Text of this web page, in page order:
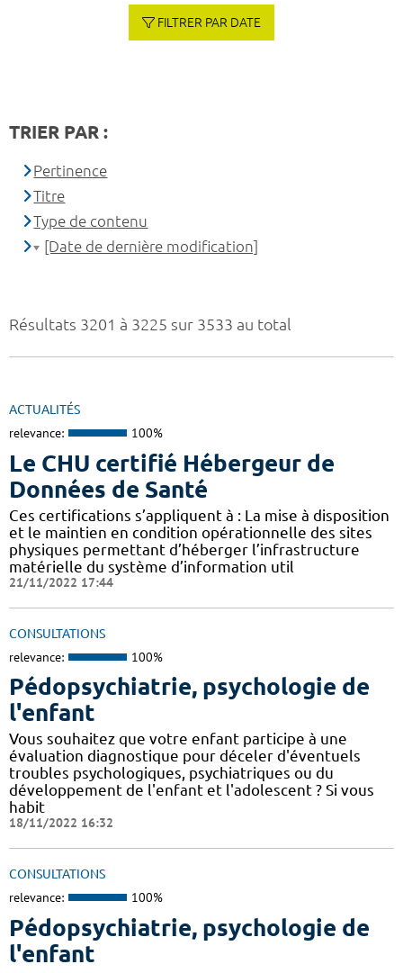
Résultats 3201 à 3225 sur 3533 au total
ACTUALITÉS
relevance: 100%
Le CHU certifié Hébergeur de
Données de Santé
Ces certifications s’appliquent à : La mise à disposition
et le maintien en condition opérationnelle des sites
physiques permettant d’héberger l’infrastructure
matérielle du système d’information util
21/11/2022 17:44
CONSULTATIONS
relevance: 100%
Pédopsychiatrie, psychologie de
l'enfant
Vous souhaitez que votre enfant participe à une
évaluation diagnostique pour déceler d'éventuels
troubles psychologiques, psychiatriques ou du
développement de l'enfant et l'adolescent ? Si vous
habit
18/11/2022 16:32
CONSULTATIONS
relevance: 100%
Pédopsychiatrie, psychologie de
l'enfant
FILTRER PAR DATE
TRIER PAR :
Pertinence
Titre
Type de contenu
[Date de dernière modification]